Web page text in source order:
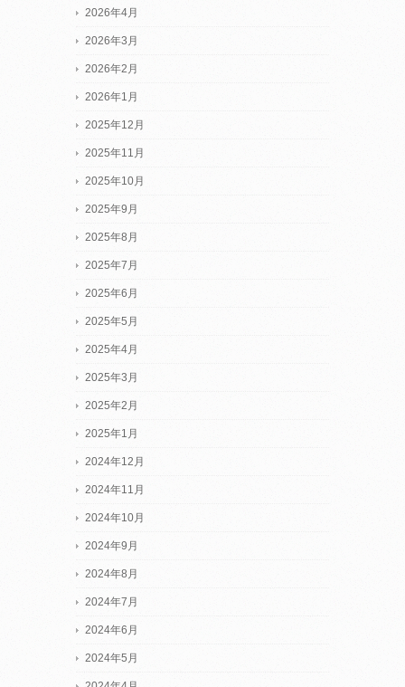
2026年4月
2026年3月
2026年2月
2026年1月
2025年12月
2025年11月
2025年10月
2025年9月
2025年8月
2025年7月
2025年6月
2025年5月
2025年4月
2025年3月
2025年2月
2025年1月
2024年12月
2024年11月
2024年10月
2024年9月
2024年8月
2024年7月
2024年6月
2024年5月